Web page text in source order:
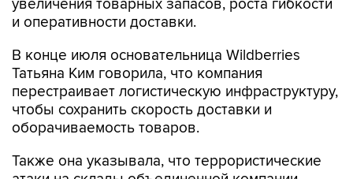
В конце июля основательница Wildberries
перестраивает логистическую инфраструктуру,
чтобы сохранить скорость доставки и
оборачиваемость товаров.
Также она указывала, что террористические
являются обстоятельствами непреодолимой